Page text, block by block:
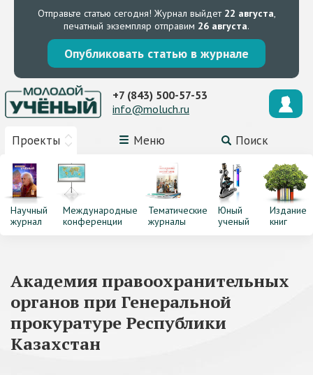
Отправьте статью сегодня! Журнал выйдет 22 августа,
печатный экземпляр отправим 26 августа.
Опубликовать статью в журнале
Проекты Меню Поиск
+7 (843) 500-57-53
info@moluch.ru
Научный
журнал
Международные
конференции
Тематические
журналы
Юный
ученый
Издание
книг
Академия правоохранительных
органов при Генеральной
прокуратуре Республики
Казахстан